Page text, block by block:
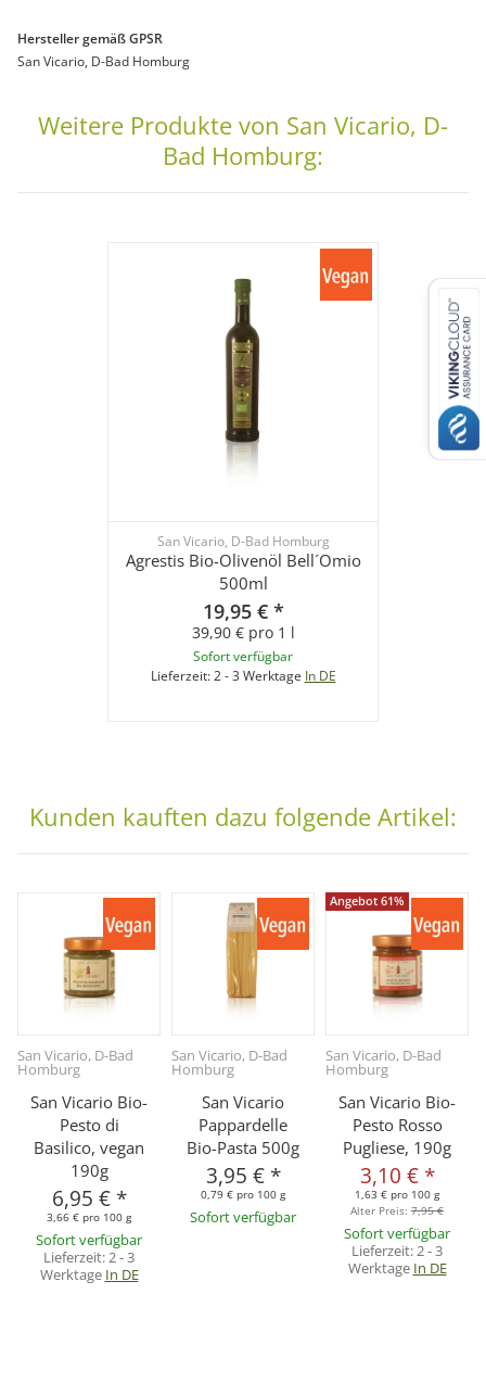
Hersteller gemäß GPSR
San Vicario, D-Bad Homburg
Weitere Produkte von San Vicario, D-
Bad Homburg:
San Vicario, D-Bad Homburg
Agrestis Bio-Olivenöl Bell´Omio
500ml
19,95 € *
39,90 € pro 1 l
Sofort verfügbar
Lieferzeit:2 - 3 Werktage In DE
Kunden kauften dazu folgende Artikel:
San Vicario, D-Bad
Homburg
San Vicario Bio-
Pesto di
Basilico, vegan
190g
6,95 € *
3,66 € pro 100 g
Sofort verfügbar
Lieferzeit: 2 - 3
Werktage In DE
San Vicario, D-Bad
Homburg
San Vicario
Pappardelle
Bio-Pasta 500g
3,95 € *
0,79 € pro 100 g
Sofort verfügbar
Angebot 61%
San Vicario, D-Bad
Homburg
San Vicario Bio-
Pesto Rosso
Pugliese, 190g
3,10 € *
1,63 € pro 100 g
Alter Preis: 7,95 €
Sofort verfügbar
Lieferzeit: 2 - 3
Werktage In DE